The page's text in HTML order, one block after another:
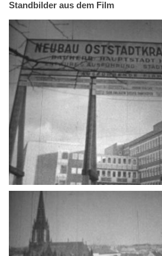
Standbilder aus dem Film